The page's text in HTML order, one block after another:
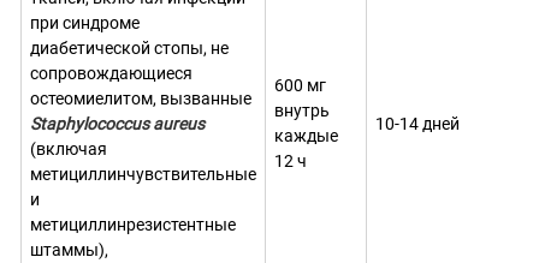
при синдроме
диабетической стопы, не
сопровождающиеся
остеомиелитом, вызванные
Staphylococcus aureus
(включая
метициллинчувствительные
и
метициллинрезистентные
штаммы),
600 мг
внутрь
каждые
12 ч
10-14 дней